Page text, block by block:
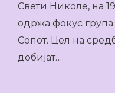
Свети Николе, на
одржа фокус
Сопот. Цел на
добијат…